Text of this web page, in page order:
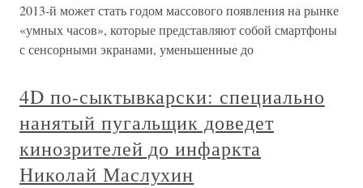
2013-й может стать годом массового появления на рынке
«умных часов», которые представляют собой смартфоны
с сенсорными экранами, уменьшенные до
4D по-сыктывкарски: специально
нанятый пугальщик доведет
кинозрителей до инфаркта
Николай Маслухин